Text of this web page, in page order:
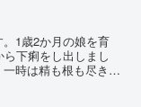
1歳2か月の娘を育
下痢をし出しまし
時は精も根も尽き果